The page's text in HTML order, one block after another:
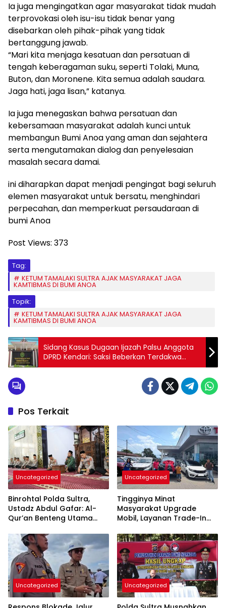
Ia juga mengingatkan agar masyarakat tidak mudah
terprovokasi oleh isu-isu tidak benar yang
disebarkan oleh pihak-pihak yang tidak
bertanggung jawab.
“Mari kita menjaga kesatuan dan persatuan di
tengah keberagaman suku, seperti Tolaki, Muna,
Buton, dan Moronene. Kita semua adalah saudara.
Jaga hati, jaga lisan,” katanya.
Ia juga menegaskan bahwa persatuan dan
kebersamaan masyarakat adalah kunci untuk
membangun Bumi Anoa yang aman dan sejahtera
serta mengutamakan dialog dan penyelesaian
masalah secara damai.
ini diharapkan dapat menjadi pengingat bagi seluruh
elemen masyarakat untuk bersatu, menghindari
perpecahan, dan memperkuat persaudaraan di
bumi Anoa
Post Views: 373
Tag:
KETUM TAMALAKI SULTRA AJAK MASYARAKAT JAGA
KAMTIBMAS DI BUMI ANOA
Topik:
KETUM TAMALAKI SULTRA AJAK MASYARAKAT JAGA
KAMTIBMAS DI BUMI ANOA
Sidang Kasus Dugaan Ijazah Palsu Anggota
DPRD Kendari: Saksi Beberkan Terdakwa
Tidak Terdaftar Sebagai Peserta Ujian
Pos Terkait
Uncategorized
Binrohtal Polda Sultra,
Ustadz Abdul Gafar: Al-
Qur’an Benteng Utama
Penyimpangan Sosial
Uncategorized
Tingginya Minat
Masyarakat Upgrade
Mobil, Layanan Trade-In
Permintaan
Uncategorized Uncategorized